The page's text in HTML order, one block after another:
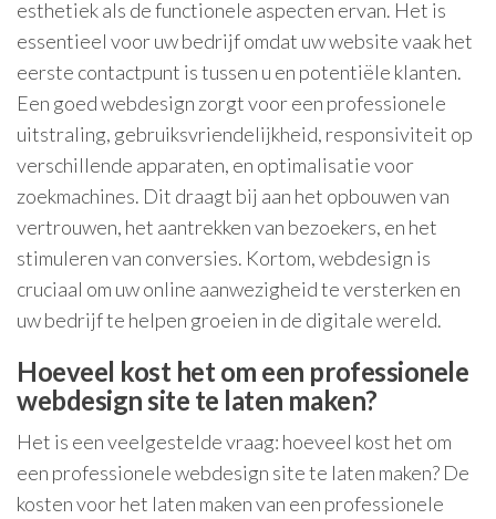
esthetiek als de functionele aspecten ervan. Het is
essentieel voor uw bedrijf omdat uw website vaak het
eerste contactpunt is tussen u en potentiële klanten.
Een goed webdesign zorgt voor een professionele
uitstraling, gebruiksvriendelijkheid, responsiviteit op
verschillende apparaten, en optimalisatie voor
zoekmachines. Dit draagt bij aan het opbouwen van
vertrouwen, het aantrekken van bezoekers, en het
stimuleren van conversies. Kortom, webdesign is
cruciaal om uw online aanwezigheid te versterken en
uw bedrijf te helpen groeien in de digitale wereld.
Hoeveel kost het om een professionele
webdesign site te laten maken?
Het is een veelgestelde vraag: hoeveel kost het om
een professionele webdesign site te laten maken? De
kosten voor het laten maken van een professionele